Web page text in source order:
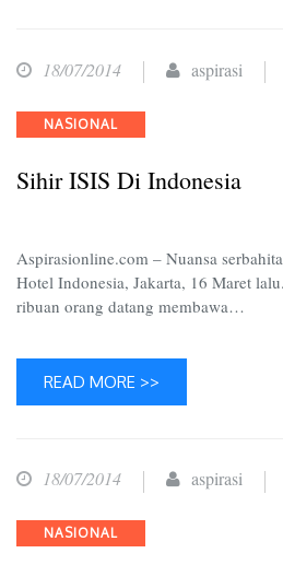
18/07/2014 aspirasi
Categories
NASIONAL
Sihir ISIS Di Indonesia
Aspirasionline.com – Nuansa
Hotel Indonesia, Jakarta, 16 Maret
ribuan orang datang membawa…
READ MORE >>
18/07/2014 aspirasi
Categories
NASIONAL